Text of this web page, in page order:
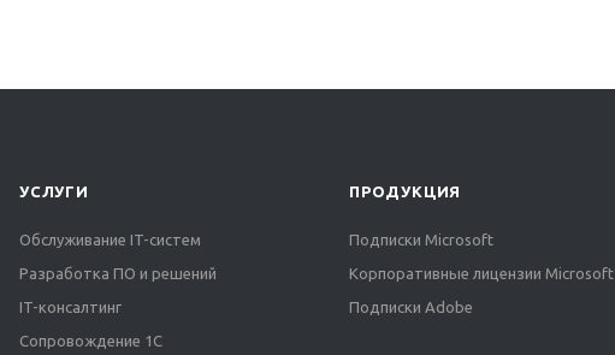
УСЛУГИ
Обслуживание IT-систем
Разработка ПО и решений
IT-консалтинг
Сопровождение 1С
ПРОДУКЦИЯ
Подписки Microsoft
Корпоративные лицензии Microsoft
Подписки Adobe